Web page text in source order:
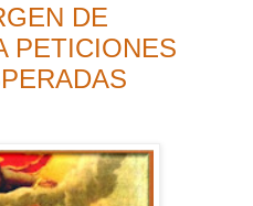
DE
PETICIONES